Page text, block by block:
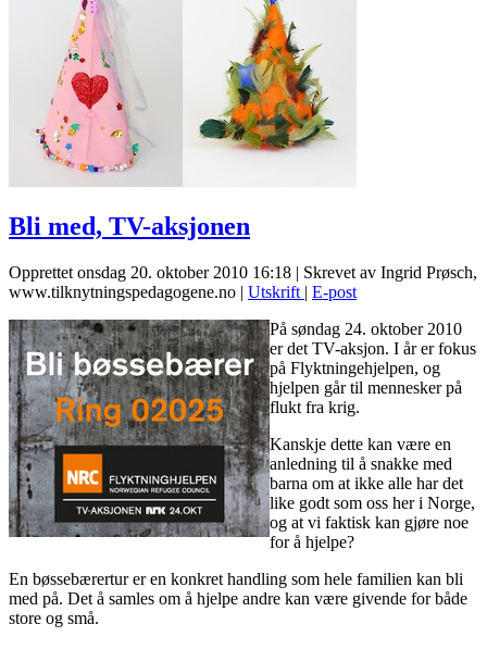
Bli med, TV-aksjonen
Opprettet onsdag 20. oktober 2010 16:18 | Skrevet av Ingrid Prøsch,
www.tilknytningspedagogene.no | Utskrift | E-post
På søndag 24. oktober 2010
er det TV-aksjon. I år er fokus
på Flyktningehjelpen, og
hjelpen går til mennesker på
flukt fra krig.
Kanskje dette kan være en
anledning til å snakke med
barna om at ikke alle har det
like godt som oss her i Norge,
og at vi faktisk kan gjøre noe
for å hjelpe?
En bøssebærertur er en konkret handling som hele familien kan bli
med på. Det å samles om å hjelpe andre kan være givende for både
store og små.